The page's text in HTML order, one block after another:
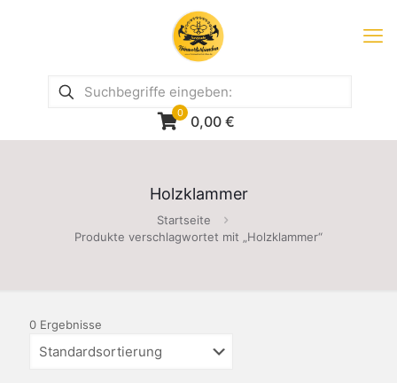
0 0,00 €
Holzklammer
Startseite
Produkte verschlagwortet mit „Holzklammer“
0 Ergebnisse